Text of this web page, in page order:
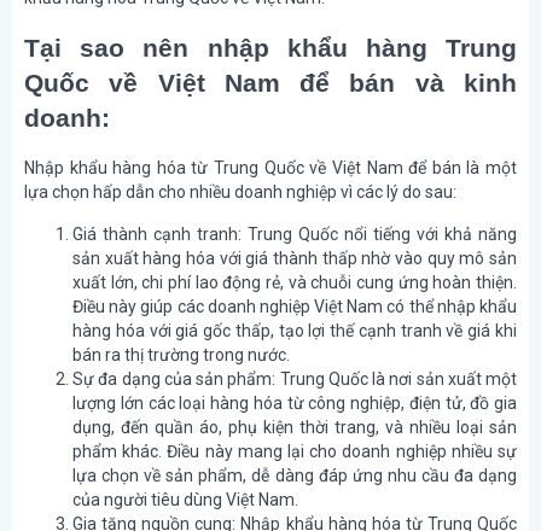
Tại sao nên nhập khẩu hàng Trung
Quốc về Việt Nam để bán và kinh
doanh:
Nhập khẩu hàng hóa từ Trung Quốc về Việt Nam để bán là một
lựa chọn hấp dẫn cho nhiều doanh nghiệp vì các lý do sau:
Giá thành cạnh tranh: Trung Quốc nổi tiếng với khả năng
sản xuất hàng hóa với giá thành thấp nhờ vào quy mô sản
xuất lớn, chi phí lao động rẻ, và chuỗi cung ứng hoàn thiện.
Điều này giúp các doanh nghiệp Việt Nam có thể nhập khẩu
hàng hóa với giá gốc thấp, tạo lợi thế cạnh tranh về giá khi
bán ra thị trường trong nước.
Sự đa dạng của sản phẩm: Trung Quốc là nơi sản xuất một
lượng lớn các loại hàng hóa từ công nghiệp, điện tử, đồ gia
dụng, đến quần áo, phụ kiện thời trang, và nhiều loại sản
phẩm khác. Điều này mang lại cho doanh nghiệp nhiều sự
lựa chọn về sản phẩm, dễ dàng đáp ứng nhu cầu đa dạng
của người tiêu dùng Việt Nam.
Gia tăng nguồn cung: Nhập khẩu hàng hóa từ Trung Quốc